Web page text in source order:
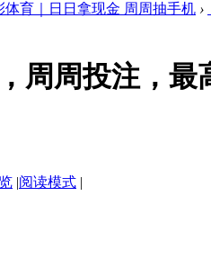
体育｜日日拿现金 周周抽手机 ›
周周投注，最
|阅读模式 |